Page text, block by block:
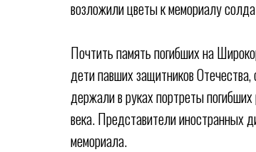
возложили цветы к мемориалу
Почтить память погибших на
дети павших защитников
держали в руках портреты
века. Представители иностранных
мемориала.